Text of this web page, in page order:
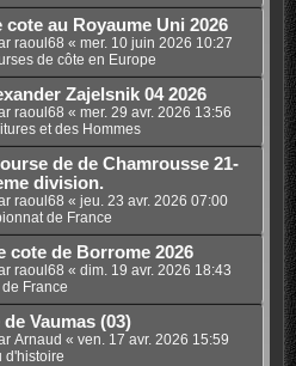
au Royaume Uni 2026
raoul68 « mer. 10 juin 2026 10:27
de côte en Europe
Zajelsnik 04 2026
raoul68 « mer. 29 avr. 2026 13:56
et des Hommes
de de Chamrousse 21-
division.
raoul68 « jeu. 23 avr. 2026 07:00
de France
cote de Borrome 2026
raoul68 « dim. 19 avr. 2026 18:43
France
Vaumas (03)
Arnaud « ven. 17 avr. 2026 15:59
d'histoire